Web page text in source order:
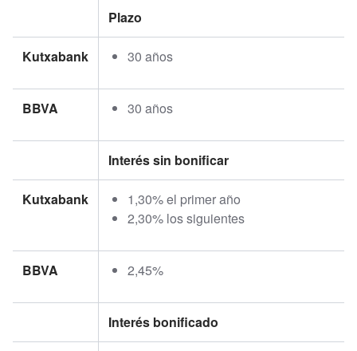
Plazo
Kutxabank 30 años
BBVA 30 años
Interés sin bonificar
Kutxabank
1,30% el primer año
2,30% los siguientes
BBVA 2,45%
Interés bonificado